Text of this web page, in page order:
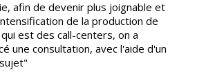
afin de devenir plus joignable et
de la production de
est des call-centers, on a
une consultation, avec l'aide d'un